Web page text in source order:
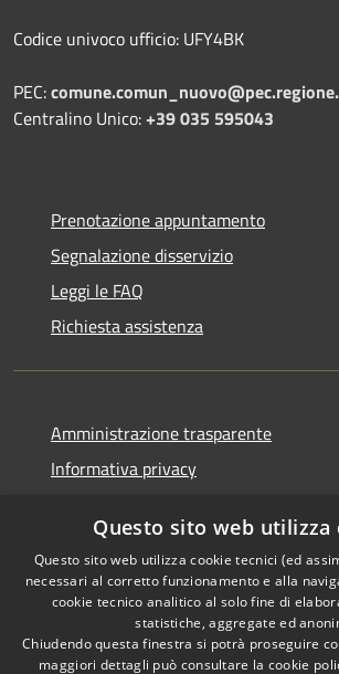
Codice univoco ufficio: UFY4BK
PEC:
Centralino Unico:+39 035 595043
Prenotazione appuntamento
Segnalazione disservizio
Leggi le FAQ
Richiesta assistenza
Amministrazione trasparente
Informativa privacy
Dichiarazione di accessibilità
RSS
Questo sito web utilizza
Questo sito web utilizza cookie tecnici (ed
necessari al corretto funzionamento e alla
cookie tecnico analitico al solo fine di
statistiche, aggregate ed
Chiudendo questa finestra si potrà proseguire
maggiori dettagli può consultare la cookie